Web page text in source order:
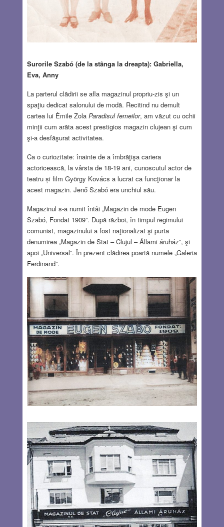
Surorile Szabó (de la stȃnga la dreapta): Gabriella,
Eva, Anny
La parterul clădirii se afla magazinul propriu-zis şi un
spaţiu dedicat salonului de modă. Recitind nu demult
cartea lui Ėmile Zola Paradisul femeilor, am văzut cu ochii
minţii cum arăta acest prestigios magazin clujean şi cum
şi-a desfăşurat activitatea.
Ca o curiozitate: înainte de a îmbrăţişa cariera
actoricească, la vârsta de 18-19 ani, cunoscutul actor de
teatru și film György Kovács a lucrat ca funcţionar la
acest magazin. Jenő Szabó era unchiul său.
Magazinul s-a numit întȃi „Magazin de mode Eugen
Szabó, Fondat 1909”. După război, în timpul regimului
comunist, magazinului a fost naţionalizat şi purta
denumirea „Magazin de Stat – Clujul – Állami áruház”, şi
apoi „Universal”. În prezent clădirea poartă numele „Galeria
Ferdinand”.